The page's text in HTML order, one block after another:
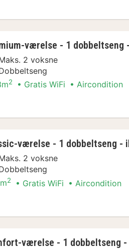
værelse - 1 dobbeltseng
2 voksne
2 Gratis WiFi Aircondition
værelse - 1 dobbeltseng -
2 voksne
2 Gratis WiFi Aircondition
værelse - 1 dobbeltseng